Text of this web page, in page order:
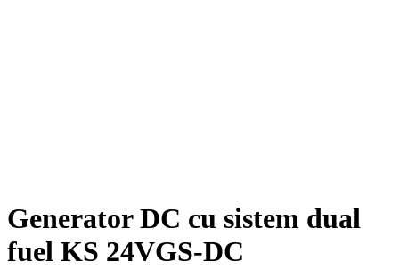
Generator DC cu sistem dual
fuel KS 24VGS-DC